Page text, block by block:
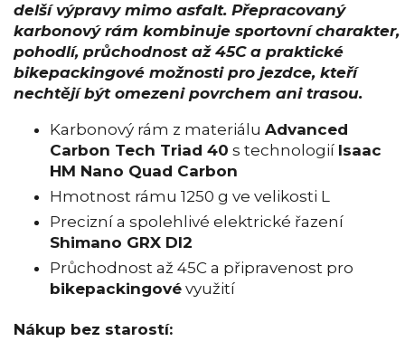
delší výpravy mimo asfalt. Přepracovaný
karbonový rám kombinuje sportovní charakter,
pohodlí, průchodnost až 45C a praktické
bikepackingové možnosti pro jezdce, kteří
nechtějí být omezeni povrchem ani trasou.
Karbonový rám z materiálu Advanced
Carbon Tech Triad 40 s technologií Isaac
HM Nano Quad Carbon
Hmotnost rámu 1250 g ve velikosti L
Precizní a spolehlivé elektrické řazení
Shimano GRX DI2
Průchodnost až 45C a připravenost pro
bikepackingové využití
Nákup bez starostí: